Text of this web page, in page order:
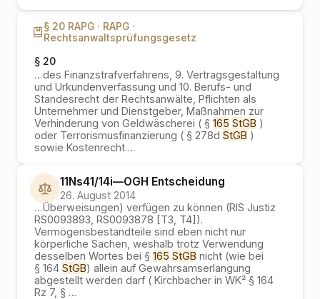
§ 20 RAPG · RAPG ·
Rechtsanwaltsprüfungsgesetz
§ 20
…des Finanzstrafverfahrens, 9. Vertragsgestaltung
und Urkundenverfassung und 10. Berufs- und
Standesrecht der Rechtsanwälte, Pflichten als
Unternehmer und Dienstgeber, Maßnahmen zur
Verhinderung von Geldwäscherei ( § 165 StGB )
oder Terrorismusfinanzierung ( § 278d StGB )
sowie Kostenrecht.…
11Ns41/14i—OGH Entscheidung
26. August 2014
…Überweisungen) verfügen zu können (RIS Justiz
RS0093893, RS0093878 [T3, T4]).
Vermögensbestandteile sind eben nicht nur
körperliche Sachen, weshalb trotz Verwendung
desselben Wortes bei § 165 StGB nicht (wie bei
§ 164 StGB) allein auf Gewahrsamserlangung
abgestellt werden darf ( Kirchbacher in WK² § 164
Rz 7, § …